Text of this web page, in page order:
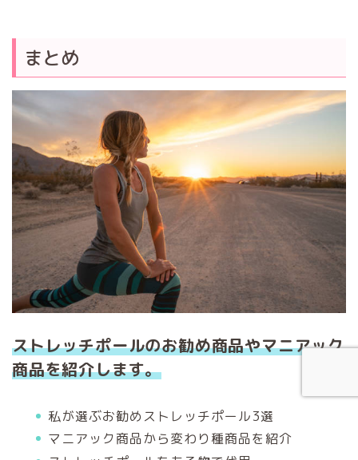
まとめ
ストレッチポールのお勧め商品やマニアック
商品を紹介します。
私が選ぶお勧めストレッチポール3選
マニアック商品から変わり種商品を紹介